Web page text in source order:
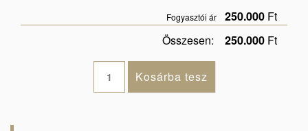
Fogyasztói ár 250.000 Ft
Összesen:
250.000 Ft